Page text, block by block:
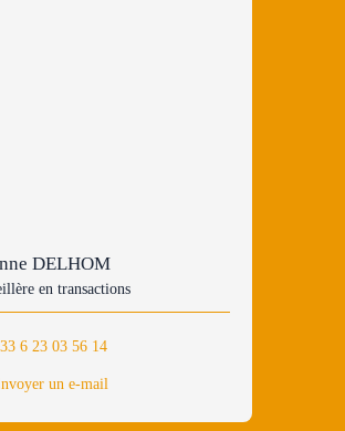
DELHOM
en transactions
6 23 03 56 14
un e-mail